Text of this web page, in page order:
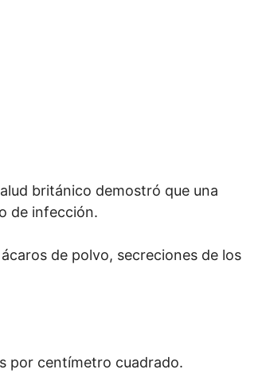
británico demostró que una
de infección.
de polvo, secreciones de los
por centímetro cuadrado.